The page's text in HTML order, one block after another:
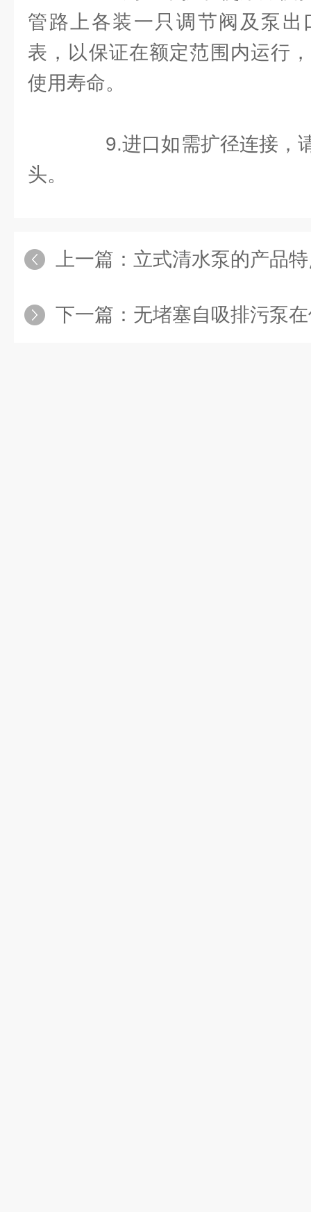
管路上各装一只调节阀及泵
表，以保证在额定范围内运行
使用寿命。
9.进口如需扩径连接，
头。
上一篇： 立式清水泵的产品特点
下一篇： 无堵塞自吸排污泵在使用